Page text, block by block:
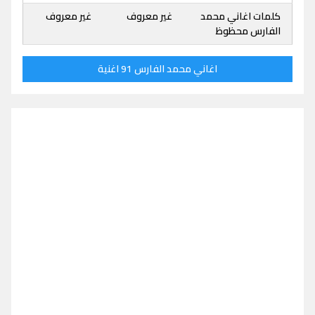
كلمات اغاني محمد
الفارس محظوظ
غير معروف غير معروف
اغاني محمد الفارس 91 اغنية